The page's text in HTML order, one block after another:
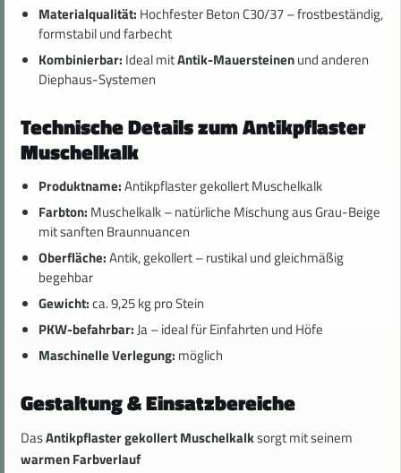
Materialqualität: Hochfester Beton C30/37 – frostbeständig,
formstabil und farbecht
Kombinierbar: Ideal mitAntik-Mauersteinenund anderen
Diephaus-Systemen
Technische Details zum Antikpflaster
Muschelkalk
Produktname:Antikpflaster gekollert Muschelkalk
Farbton: Muschelkalk – natürliche Mischung aus Grau-Beige
mit sanften Braunnuancen
Oberfläche:Antik, gekollert – rustikal und gleichmäßig
begehbar
Gewicht:ca. 9,25 kg pro Stein
PKW-befahrbar:Ja – ideal für Einfahrten und Höfe
Maschinelle Verlegung: möglich
Gestaltung & Einsatzbereiche
DasAntikpflaster gekollert Muschelkalksorgt mit seinem
warmen Farbverlauf